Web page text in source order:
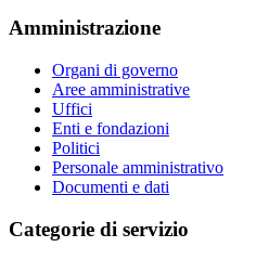
Amministrazione
Organi di governo
Aree amministrative
Uffici
Enti e fondazioni
Politici
Personale amministrativo
Documenti e dati
Categorie di servizio